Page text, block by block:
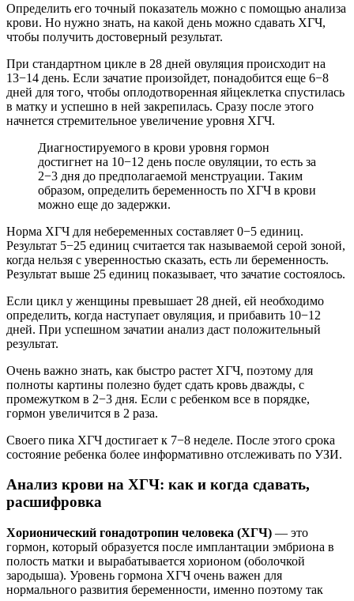
Определить его точный показатель можно с помощью анализа
крови. Но нужно знать, на какой день можно сдавать ХГЧ,
чтобы получить достоверный результат.
При стандартном цикле в 28 дней овуляция происходит на
13−14 день. Если зачатие произойдет, понадобится еще 6−8
дней для того, чтобы оплодотворенная яйцеклетка спустилась
в матку и успешно в ней закрепилась. Сразу после этого
начнется стремительное увеличение уровня ХГЧ.
Диагностируемого в крови уровня гормон
достигнет на 10−12 день после овуляции, то есть за
2−3 дня до предполагаемой менструации. Таким
образом, определить беременность по ХГЧ в крови
можно еще до задержки.
Норма ХГЧ для небеременных составляет 0−5 единиц.
Результат 5−25 единиц считается так называемой серой зоной,
когда нельзя с уверенностью сказать, есть ли беременность.
Результат выше 25 единиц показывает, что зачатие состоялось.
Если цикл у женщины превышает 28 дней, ей необходимо
определить, когда наступает овуляция, и прибавить 10−12
дней. При успешном зачатии анализ даст положительный
результат.
Очень важно знать, как быстро растет ХГЧ, поэтому для
полноты картины полезно будет сдать кровь дважды, с
промежутком в 2−3 дня. Если с ребенком все в порядке,
гормон увеличится в 2 раза.
Своего пика ХГЧ достигает к 7−8 неделе. После этого срока
состояние ребенка более информативно отслеживать по УЗИ.
Анализ крови на ХГЧ: как и когда сдавать,
расшифровка
Хорионический гонадотропин человека (ХГЧ) — это
гормон, который образуется после имплантации эмбриона в
полость матки и вырабатывается хорионом (оболочкой
зародыша). Уровень гормона ХГЧ очень важен для
нормального развития беременности, именно поэтому так